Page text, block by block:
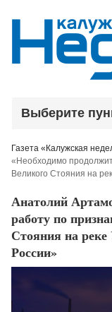
Выберите
Газета «Калужская
«Необходимо
Великого Стояния на
Анатолий
работу по
Стояния на реке
России»